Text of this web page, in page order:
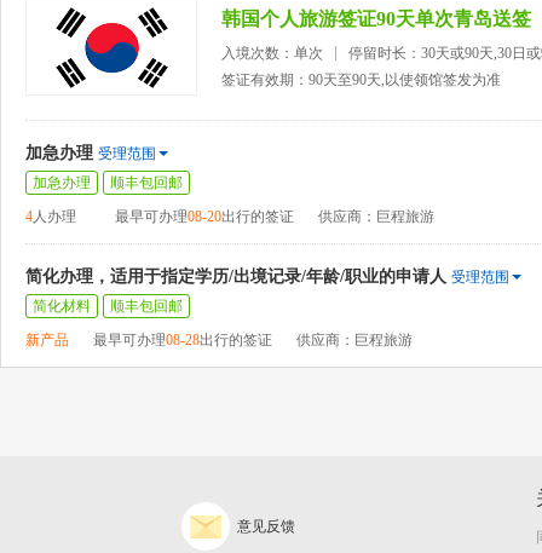
韩国个人旅游签证90天单次青岛送签
入境次数：单次
停留时长：30天或90天,30日
签证有效期：90天至90天,以使领馆签发为准
加急办理 受理范围
加急办理
顺丰包回邮
4人办理 最早可办理08-20出行的签证 供应商：巨程旅游
简化办理，适用于指定学历/出境记录/年龄/职业的申请人 受理范围
简化材料
顺丰包回邮
新产品
最早可办理08-28出行的签证 供应商：巨程旅游
意见反馈